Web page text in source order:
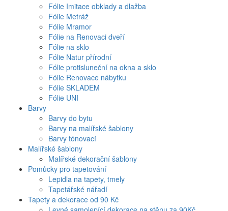
Fólie Imitace obklady a dlažba
Fólie Metráž
Fólie Mramor
Fólie na Renovaci dveří
Fólie na sklo
Fólie Natur přírodní
Fólie protisluneční na okna a sklo
Fólie Renovace nábytku
Fólie SKLADEM
Fólie UNI
Barvy
Barvy do bytu
Barvy na malířské šablony
Barvy tónovací
Malířské šablony
Malířské dekorační šablony
Pomůcky pro tapetování
Lepidla na tapety, tmely
Tapetářské nářadí
Tapety a dekorace od 90 Kč